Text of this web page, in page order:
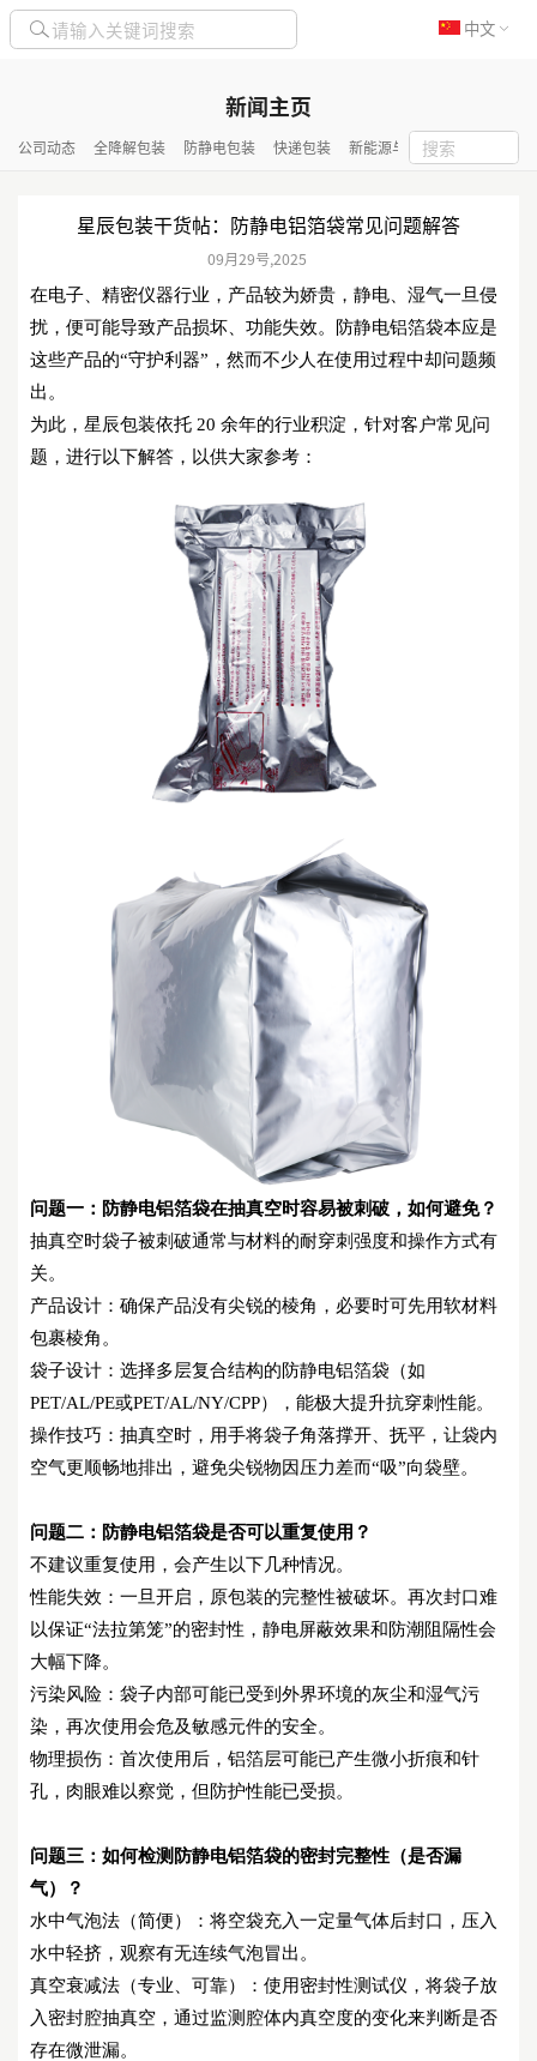
中文
新闻主页
公司动态 全降解包装 防静电包装 快递包装 新能源与化工包装
星辰包装干货帖：防静电铝箔袋常见问题解答
09月29号,2025
在电子、精密仪器行业，产品较为娇贵，静电、湿气一旦侵
扰，便可能导致产品损坏、功能失效。防静电铝箔袋本应是
这些产品的“守护利器”，然而不少人在使用过程中却问题频
出。
为此，星辰包装依托 20 余年的行业积淀，针对客户常见问
题，进行以下解答，以供大家参考：
问题一： 防静电铝箔袋在抽真空时容易被刺破，如何避免？
抽真空时袋子被刺破通常与材料的耐穿刺强度和操作方式有
关。
产品设计：确保产品没有尖锐的棱角，必要时可先用软材料
包裹棱角。
袋子设计：选择多层复合结构的防静电铝箔袋（如
PET/AL/PE或PET/AL/NY/CPP），能极大提升抗穿刺性能。
操作技巧：抽真空时，用手将袋子角落撑开、抚平，让袋内
空气更顺畅地排出，避免尖锐物因压力差而“吸”向袋壁。
问题二： 防静电铝箔袋是否可以重复使用？
不建议重复使用，会产生以下几种情况。
性能失效：一旦开启，原包装的完整性被破坏。再次封口难
以保证“法拉第笼”的密封性，静电屏蔽效果和防潮阻隔性会
大幅下降。
污染风险：袋子内部可能已受到外界环境的灰尘和湿气污
染，再次使用会危及敏感元件的安全。
物理损伤：首次使用后，铝箔层可能已产生微小折痕和针
孔，肉眼难以察觉，但防护性能已受损。
问题三： 如何检测防静电铝箔袋的密封完整性（是否漏
气）？
水中气泡法（简便）：将空袋充入一定量气体后封口，压入
水中轻挤，观察有无连续气泡冒出。
真空衰减法（专业、可靠）：使用密封性测试仪，将袋子放
入密封腔抽真空，通过监测腔体内真空度的变化来判断是否
存在微泄漏。